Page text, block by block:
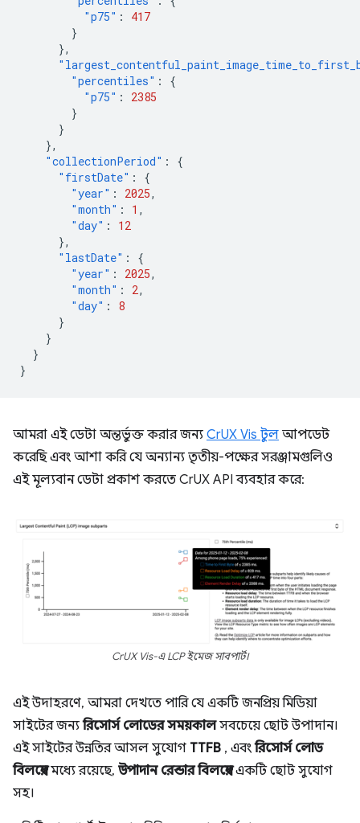
"p75" :
417
}
},
"percentiles" :
{
"p75" :
2385
}
}
},
"collectionPeriod" :
{
"firstDate" :
{
"year" : 2025,
"month" : 1 ,
"day" :
12
},
"lastDate" :
{
"year" : 2025,
"month" : 2,
"day" :
8
}
}
}
}
আমরা এই ডেটা অন্তর্ভুক্ত করার জন্য CrUX Vis টুল আপডেট
করেছি এবং আশা করি যে অন্যান্য তৃতীয়-পক্ষের সরঞ্জামগুলিও
এই মূল্যবান ডেটা প্রকাশ করতে CrUX API ব্যবহার করে:
CrUX Vis-এ LCP ইমেজ সাবপার্ট।
এই উদাহরণে, আমরা দেখতে পারি যে একটি জনপ্রিয় মিডিয়া
সাইটের জন্যরিসোর্স লোডের সময়কালসবচেয়ে ছোট উপাদান।
এই সাইটের উন্নতির আসল সুযোগ TTFB , এবংরিসোর্স লোড
বিলম্বেরমধ্যে রয়েছে, উপাদান রেন্ডার বিলম্বেরএকটি ছোট সুযোগ
সহ।